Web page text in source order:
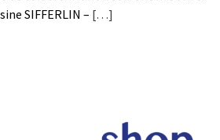
SIFFERLIN – […]